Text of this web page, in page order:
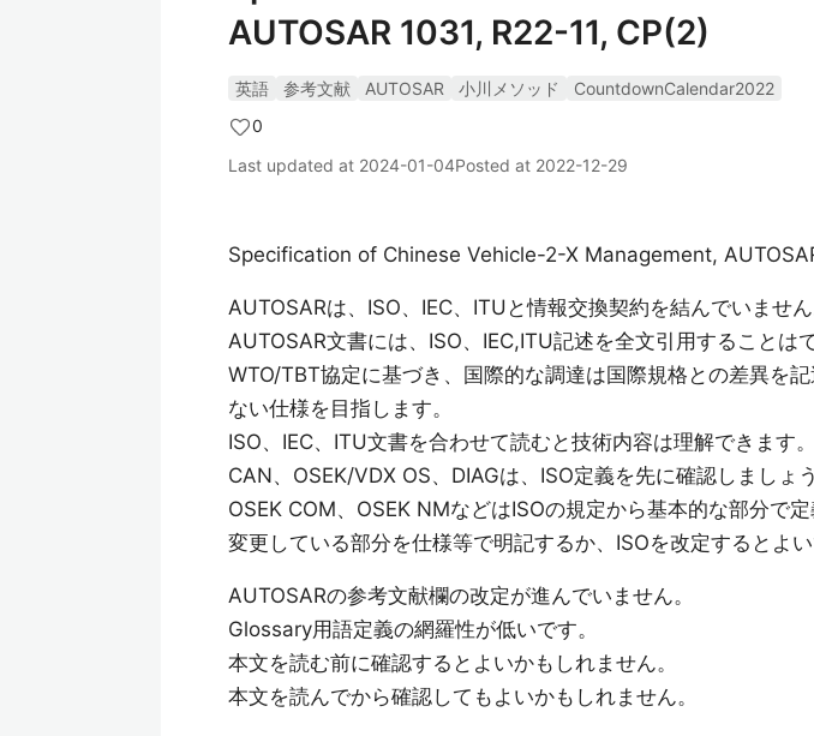
AUTOSAR 1031, R22-11, CP(2)
英語 参考文献 AUTOSAR 小川メソッド
CountdownCalendar2022
0
Last updated at 2024-01-04Posted at 2022-12-29
Specification of Chinese Vehicle-2-X Management,
AUTOSARは、ISO、IEC、ITUと情報交換契約を結んでいません
AUTOSAR文書には、ISO、IEC,ITU記述を全文引用することは
WTO/TBT協定に基づき、国際的な調達は国際規格との差異を
ない仕様を目指します。
ISO、IEC、ITU文書を合わせて読むと技術内容は理解できます
CAN、OSEK/VDX OS、DIAGは、ISO定義を先に確認しまし
OSEK COM、OSEK NMなどはISOの規定から基本的な部分で定
変更している部分を仕様等で明記するか、ISOを改定するとよ
AUTOSARの参考文献欄の改定が進んでいません。
Glossary用語定義の網羅性が低いです。
本文を読む前に確認するとよいかもしれません。
本文を読んでから確認してもよいかもしれません。